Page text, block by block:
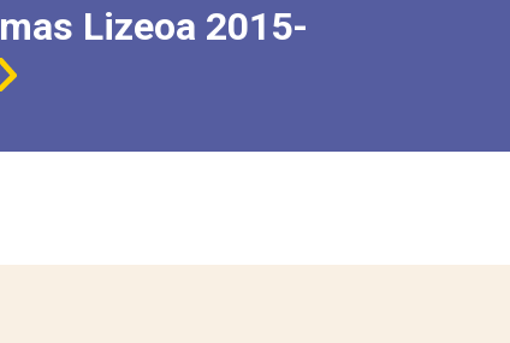
Lizeoa 2015-